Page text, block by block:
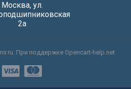
Москва, ул.
2а
При поддержке Opencart-help.net